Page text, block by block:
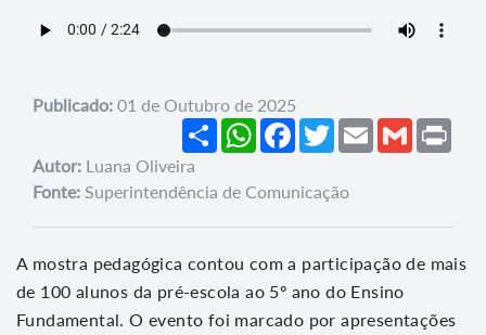
Publicado: 01 de Outubro de 2025
Share WhatsAppFacebook
TwitterEmail Gmail
Autor: Luana Oliveira
Fonte: Superintendência de Comunicação
A mostra pedagógica contou com a participação de mais
de 100 alunos da pré-escola ao 5º ano do Ensino
Fundamental. O evento foi marcado por apresentações